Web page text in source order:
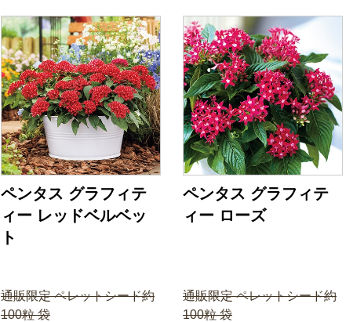
ペンタス グラフィテ
ィー レッドベルベッ
ト
通販限定 ペレットシード約
100粒 袋
ペンタス グラフィテ
ィー ローズ
通販限定 ペレットシード約
100粒 袋